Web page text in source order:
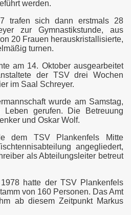
werden.
trafen sich dann erstmals 28
zur Gymnastikstunde, aus
20 Frauen herauskristallisierte,
turnen.
am 14. Oktober ausgearbeitet
der TSV drei Wochen
im Saal Schreyer.
wurde am Samstag,
gerufen. Die Betreuung
und Oskar Wolf.
dem TSV Plankenfels Mitte
angegliedert,
als Abteilungsleiter betreut
hatte der TSV Plankenfels
von 160 Personen. Das Amt
ab diesem Zeitpunkt Markus